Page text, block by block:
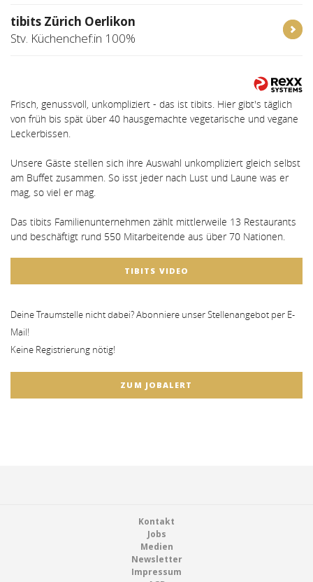
tibits Zürich Oerlikon
Stv. Küchenchef:in 100%
Frisch, genussvoll, unkompliziert - das ist tibits. Hier gibt's täglich
von früh bis spät über 40 hausgemachte vegetarische und vegane
Leckerbissen.
Unsere Gäste stellen sich ihre Auswahl unkompliziert gleich selbst
am Buffet zusammen. So isst jeder nach Lust und Laune was er
mag, so viel er mag.
Das tibits Familienunternehmen zählt mittlerweile 13 Restaurants
und beschäftigt rund 550 Mitarbeitende aus über 70 Nationen.
TIBITS VIDEO
Deine Traumstelle nicht dabei? Abonniere unser Stellenangebot per E-
Mail!
Keine Registrierung nötig!
ZUM JOBALERT
Kontakt
Jobs
Medien
Newsletter
Impressum